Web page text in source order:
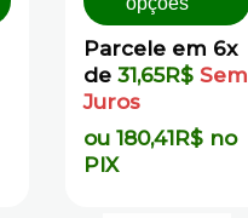
Parcele em 6x
de 31,65R$ Sem
Juros
ou 180,41R$ no
PIX